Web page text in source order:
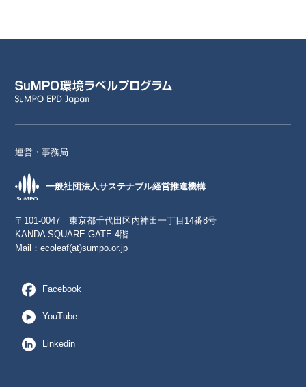
運営・事務局
一般社団法人サステナブル経営推進機構
〒101-0047 東京都千代田区内神田一丁目14番8号
KANDA SQUARE GATE 4階
Mail：ecoleaf(at)sumpo.or.jp
Facebook
YouTube
Linkedin